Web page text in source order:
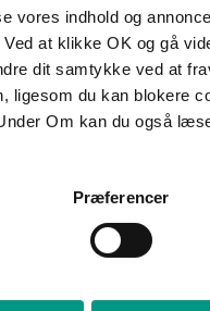
vores indhold og
at klikke OK og gå
dit samtykke ved at
ligesom du kan blokere
Om kan du også
Præferencer